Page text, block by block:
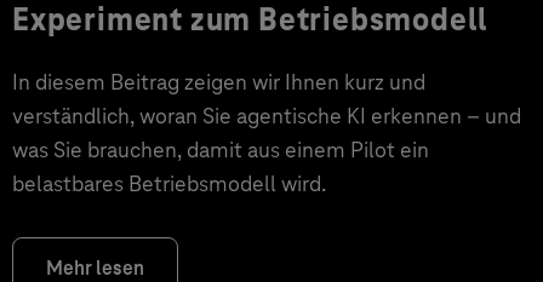
Experiment zum Betriebsmodell
In diesem Beitrag zeigen wir Ihnen kurz und
verständlich, woran Sie agentische KI erkennen – und
was Sie brauchen, damit aus einem Pilot ein
belastbares Betriebsmodell wird.
Mehr lesen